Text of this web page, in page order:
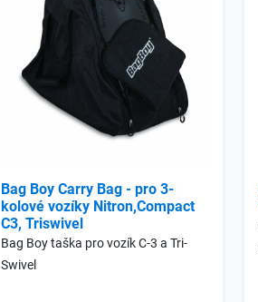
Bag Boy Carry Bag - pro 3-
kolové vozíky Nitron,Compact
C3, Triswivel
Bag Boy taška pro vozík C-3 a Tri-
Swivel